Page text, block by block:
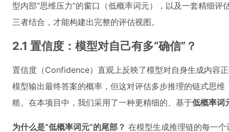
型内部“思维压力”的窗口（低概率词元），以及一套精细评
三者结合，才能构建出完整的评估视图。
2.1 置信度：模型对自己有多“确信”？
置信度（Confidence）直观上反映了模型对自身生成内容
模型输出最终答案的概率，但这对评估多步推理的链式思
糙。在本项目中，我们采用了一种更精细的、基于低概率词
为什么是“低概率词元”的尾部？ 在模型生成推理链的每一